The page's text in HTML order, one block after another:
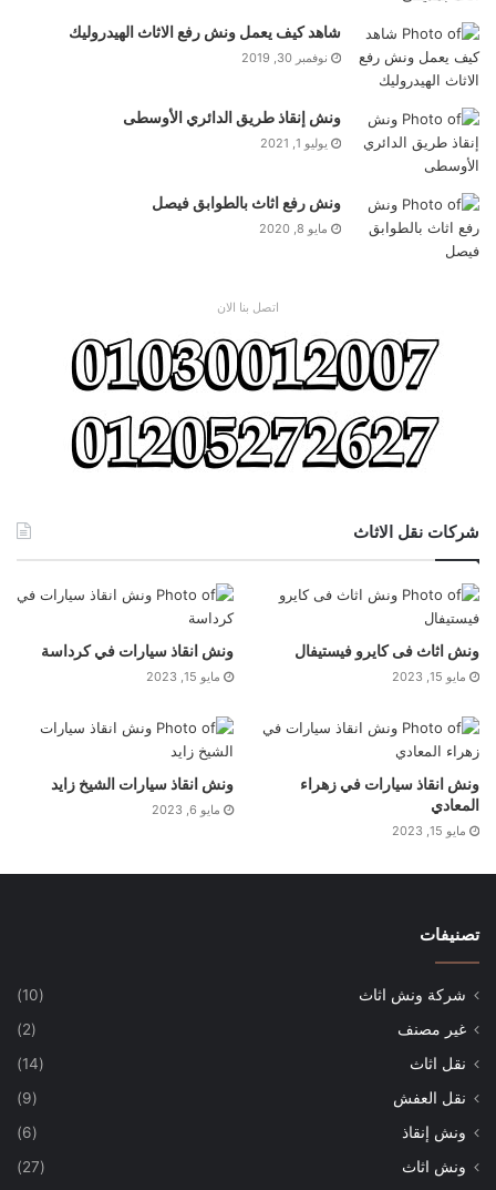
زر الاتصال المخصص لذلك ارقام ونش رفع عفش كايرو فيستيفال
التجمع الخامس يشرفنا تعاملكم معنا وسنبذل قصاري جهدنا. من اجل
تقديم خدمة تليق بأسم شركة ونش اثاث كايرو فيستيفال التجمع
الخامس
انتم الان تتعاملون مع شركة ونش عفش بالونش كايرو فيستيفال
التجمع الخامس نحن محترفون بخدمة الونش ولدينا اسطول من
سيارات ونش الاثاث بالونش في كايرو فيستيفال التجمع الخامس
شاهد كيف يعمل ونش رفع الاثاث الهيدروليك
نوفمبر 30, 2019
ونش إنقاذ طريق الدائري الأوسطى
يوليو 1, 2021
ونش رفع اثاث بالطوابق فيصل
مايو 8, 2020
اتصل بنا الان
شركات نقل الاثاث
ونش اثاث فى كايرو فيستيفال
مايو 15, 2023
ونش انقاذ سيارات في كرداسة
مايو 15, 2023
ونش انقاذ سيارات في زهراء
المعادي
مايو 15, 2023
ونش انقاذ سيارات الشيخ زايد
مايو 6, 2023
تصنيفات
شركة ونش اثاث
(10)
غير مصنف
(2)
نقل اثاث
(14)
نقل العفش
(9)
ونش إنقاذ
(6)
ونش اثاث
(27)